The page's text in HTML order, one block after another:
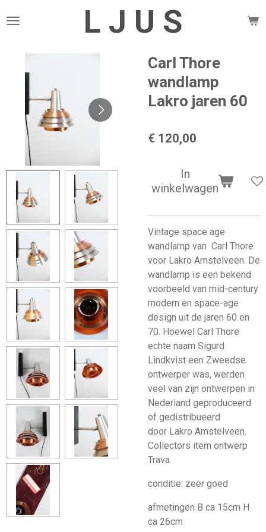
direct
L J U S
Carl Thore
wandlamp
Lakro jaren 60
€ 120,00
In
winkelwagen
Vintage space age
wandlamp van Carl Thore
voor Lakro Amstelveen. De
wandlamp is een bekend
voorbeeld van mid-century
modern en space-age
design uit de jaren 60 en
70. Hoewel Carl Thore
echte naam Sigurd
Lindkvist een Zweedse
ontwerper was, werden
veel van zijn ontwerpen in
Nederland geproduceerd
of gedistribueerd
door Lakro Amstelveen.
Collectors item ontwerp
Trava.
conditie: zeer goed
afmetingen B ca 15cm H
ca 26cm